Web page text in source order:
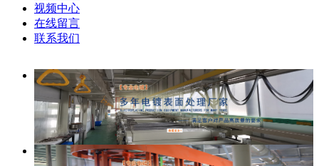
视频中心
在线留言
联系我们